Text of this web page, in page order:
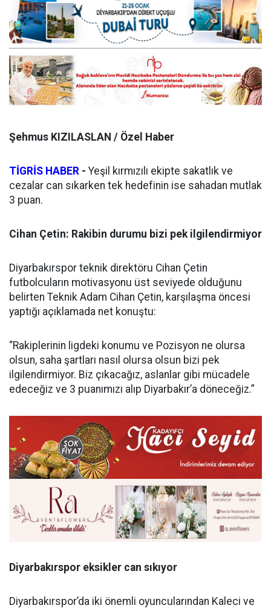
Şehmus KIZILASLAN / Özel Haber
TİGRİS HABER - Yeşil kırmızılı ekipte sakatlık ve
cezalar can sıkarken tek hedefinin ise sahadan mutlak
3 puan.
Cihan Çetin: Rakibin durumu bizi pek ilgilendirmiyor
Diyarbakırspor teknik direktöru Cihan Çetin
futbolcuların motivasyonu üst seviyede olduğunu
belirten Teknik Adam Cihan Çetin, karşılaşma öncesi
yaptığı açıklamada net konuştu:
“Rakiplerinin ligdeki konumu ve Pozisyon ne olursa
olsun, saha şartları nasıl olursa olsun bizi pek
ilgilendirmiyor. Biz çıkacağız, aslanlar gibi mücadele
edeceğiz ve 3 puanımızı alıp Diyarbakır’a döneceğiz.”
Diyarbakırspor eksikler can sıkıyor
Diyarbakırspor’da iki önemli oyuncularından Kaleci ve